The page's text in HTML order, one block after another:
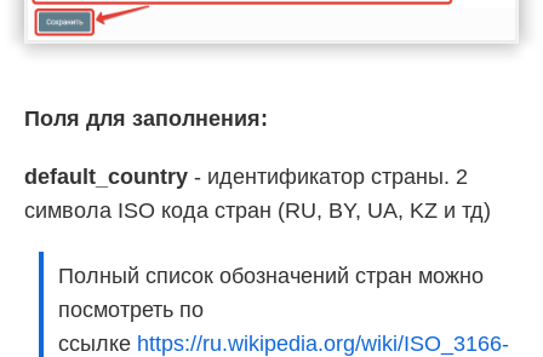
Поля для заполнения:
default_country - идентификатор страны. 2
символа ISO кода стран (RU, BY, UA, KZ и тд)
Полный список обозначений стран можно
посмотреть по
ссылке https://ru.wikipedia.org/wiki/ISO_3166-